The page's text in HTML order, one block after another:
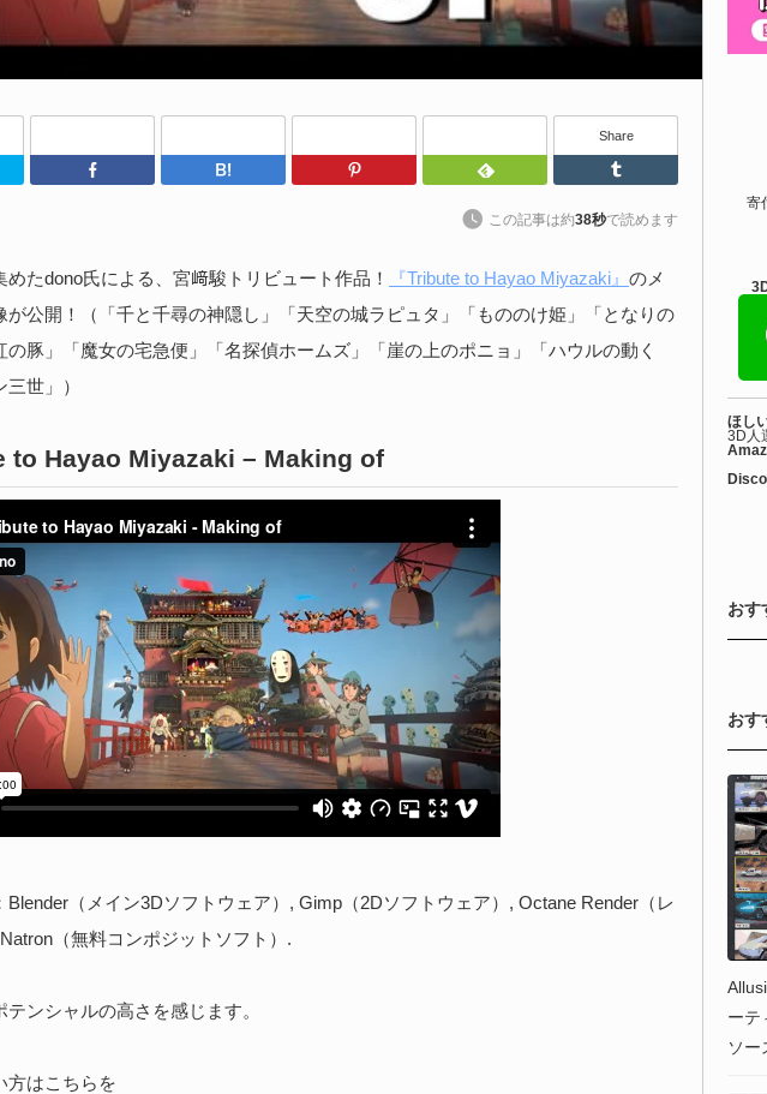
アセット-Asset
アバターモデラーの しろいの氏
捗共有を行っていた素体モデル
続きを読む
Blender アドオン
Bioform | 現役臨床医
実際の解剖学に基づい
2026-08-01
Twitter Facebook はてなブックマークPinterest Feedly
Share
この記事は約38秒で読めます
めたdono氏による、宮﨑駿トリビュート作品！ 『Tribute to Hayao Miyazaki』 のメ
が公開！（「千と千尋の神隠し」「天空の城ラピュタ」「もののけ姫」「となりの
の豚」「魔女の宅急便」「名探偵ホームズ」「崖の上のポニョ」「ハウルの動く
世」）
to Hayao Miyazaki – Making of
Blender（メイン3Dソフトウェア）, Gimp（2Dソフトウェア）, Octane Render（レ
（無料コンポジットソフト）.
ンシャルの高さを感じます。
方はこちらを
寄
ほし
3D人
おす
おす
ーテ
ソー